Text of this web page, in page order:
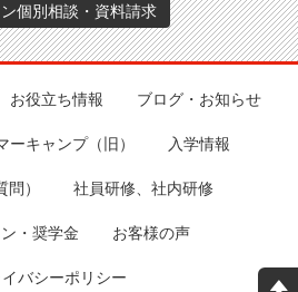
個別相談・資料請求
お役立ち情報
ブログ・お知らせ
ーキャンプ（旧）
入学情報
）
社員研修、社内研修
・奨学金
お客様の声
バシーポリシー